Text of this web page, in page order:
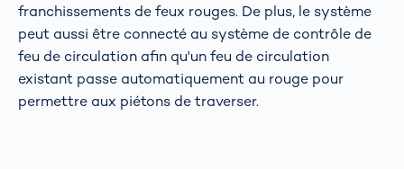
franchissements de feux rouges. De plus, le système
peut aussi être connecté au système de contrôle de
feu de circulation afin qu'un feu de circulation
existant passe automatiquement au rouge pour
permettre aux piétons de traverser.